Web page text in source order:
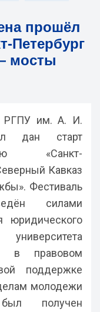
прошёл
Петербург
мосты
РГПУ им. А. И.
дан старт
«Санкт-
Кавказ
Фестиваль
силами
юридического
университета
в правовом
поддержке
молодежи
получен